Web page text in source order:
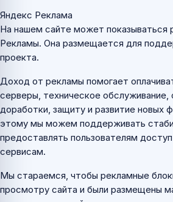
Яндекс Реклама
На нашем сайте может показываться
Рекламы. Она размещается для
проекта.
Доход от рекламы помогает
серверы, техническое обслуживание,
доработки, защиту и развитие новых
этому мы можем поддерживать
предоставлять пользователям
сервисам.
Мы стараемся, чтобы рекламные
просмотру сайта и были размещены